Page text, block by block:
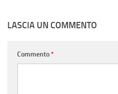
LASCIA UN COMMENTO
Commento*